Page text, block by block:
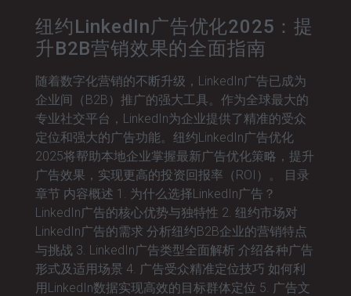
纽约LinkedIn广告优化2025：提
升B2B营销效果的全面指南
随着数字化营销的不断升级，LinkedIn广告已成为
企业间（B2B）推广的强大工具。作为全球最大的
专业社交平台，LinkedIn为企业提供了精准的受众
定位和强大的广告功能。纽约LinkedIn广告优化
2025将帮助本地企业掌握最新广告优化策略，提升
广告效果，实现更高的投资回报率（ROI）。 目录
章节 内容概述 1. 为什么选择LinkedIn广告？
LinkedIn广告的核心优势与独特性 2. 纽约市场对
LinkedIn广告的需求 分析纽约B2B企业的营销特点
与挑战 3. LinkedIn广告类型全面解析 介绍各种广告
形式及适用场景 4. 广告受众精准定位技巧 如何利
用LinkedIn数据实现高效的目标群体定位 5. 广告文